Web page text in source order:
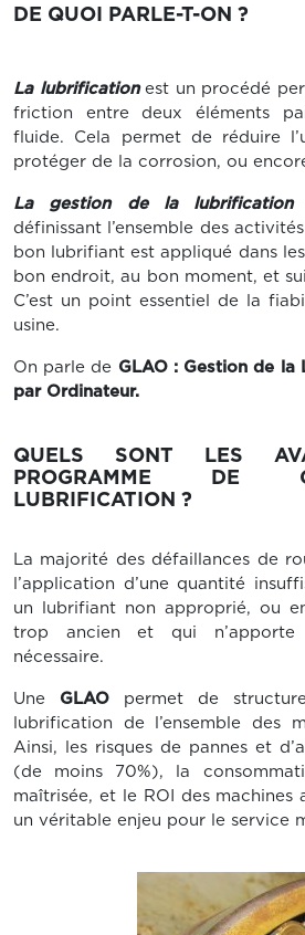
DE QUOI PARLE-T-ON ?
La lubrificationest un procédé
friction entre deux éléments
fluide. Cela permet de réduire
protéger de la corrosion, ou
La gestion de la lubrification
définissant l’ensemble des
bon lubrifiant est appliqué dans
bon endroit, au bon moment, et
C’est un point essentiel de la
usine.
On parle de GLAO : Gestion de
par Ordinateur.
QUELS SONT LES
PROGRAMME DE
LUBRIFICATION ?
La majorité des défaillances de
l’application d’une quantité
un lubrifiant non approprié, ou
trop ancien et qui
nécessaire.
Une GLAO permet de
lubrification de l’ensemble des
Ainsi, les risques de pannes et
(de moins 70%), la
maîtrisée, et le ROI des machines
un véritable enjeu pour le service